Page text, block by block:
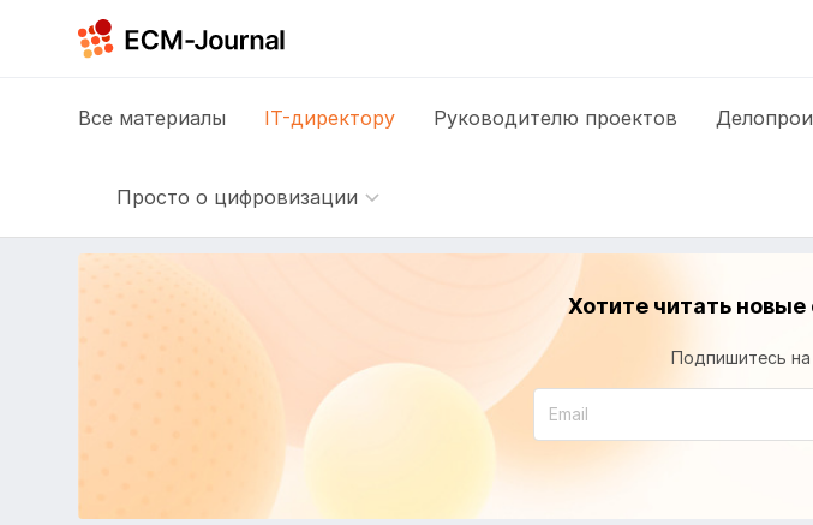
Все материалы IT-директору Руководителю проектов
Просто о цифровизации
Хотите читать новые
Подпишитесь